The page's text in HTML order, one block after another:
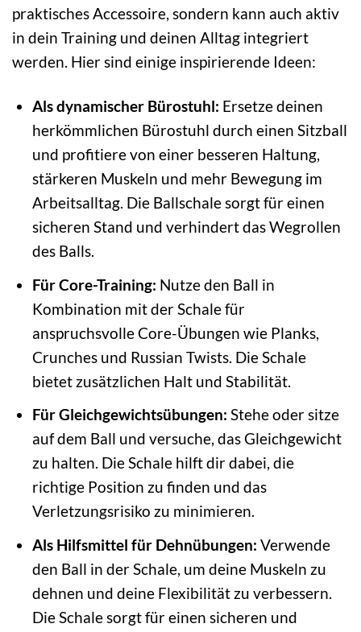
praktisches Accessoire, sondern kann auch aktiv
in dein Training und deinen Alltag integriert
werden. Hier sind einige inspirierende Ideen:
Als dynamischer Bürostuhl: Ersetze deinen
herkömmlichen Bürostuhl durch einen Sitzball
und profitiere von einer besseren Haltung,
stärkeren Muskeln und mehr Bewegung im
Arbeitsalltag. Die Ballschale sorgt für einen
sicheren Stand und verhindert das Wegrollen
des Balls.
Für Core-Training: Nutze den Ball in
Kombination mit der Schale für
anspruchsvolle Core-Übungen wie Planks,
Crunches und Russian Twists. Die Schale
bietet zusätzlichen Halt und Stabilität.
Für Gleichgewichtsübungen: Stehe oder sitze
auf dem Ball und versuche, das Gleichgewicht
zu halten. Die Schale hilft dir dabei, die
richtige Position zu finden und das
Verletzungsrisiko zu minimieren.
Als Hilfsmittel für Dehnübungen: Verwende
den Ball in der Schale, um deine Muskeln zu
dehnen und deine Flexibilität zu verbessern.
Die Schale sorgt für einen sicheren und